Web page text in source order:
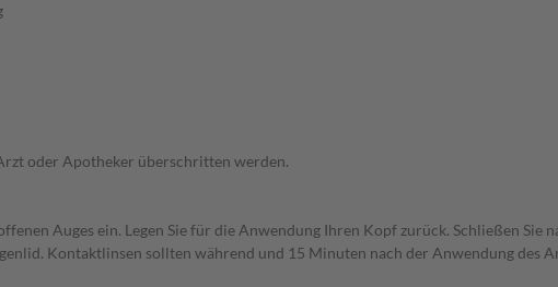
oder Apotheker überschritten werden.
Auges ein. Legen Sie für die Anwendung Ihren Kopf zurück. Schließen Sie
Kontaktlinsen sollten während und 15 Minuten nach der Anwendung des